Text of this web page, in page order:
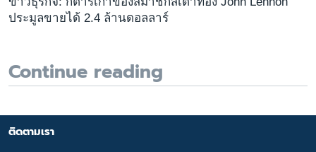
ประมูลขายได้ 2.4 ล้านดอลลาร์
Continue reading
ติดตามเรา